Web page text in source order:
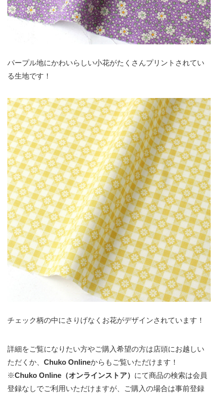
パープル地にかわいらしい小花がたくさんプリントされてい
る生地です！
チェック柄の中にさりげなくお花がデザインされています！
詳細をご覧になりたい方やご購入希望の方は店頭にお越しい
ただくか、 Chuko Onlineからもご覧いただけます！
※Chuko Online（オンラインストア） にて商品の検索は会員
登録なしでご利用いただけますが、ご購入の場合は事前登録